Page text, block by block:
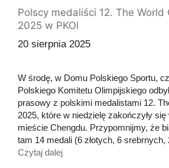
Polscy medaliści 12. The World
2025 w PKOl
20 sierpnia 2025
W środę, w Domu Polskiego Sportu,
Polskiego Komitetu Olimpijskiego
prasowy z polskimi medalistami 12.
2025, które w niedzielę zakończyły
mieście Chengdu. Przypomnijmy, że
tam 14 medali (6 złotych, 6
Czytaj dalej